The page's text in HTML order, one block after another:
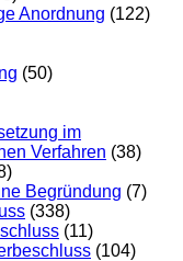
Anordnung (122)
(50)
im
Verfahren (38)
Begründung (7)
(338)
(11)
(104)